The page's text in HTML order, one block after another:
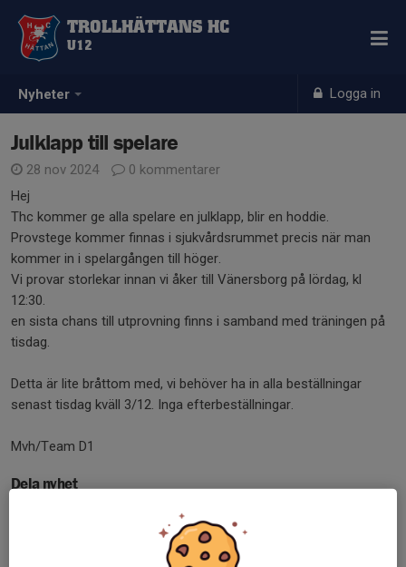
Nyheter Logga in
TROLLHÄTTANS HC
U12
Julklapp till spelare
28 nov 2024
0 kommentarer
Hej
Thc kommer ge alla spelare en julklapp, blir en hoddie.
Provstege kommer finnas i sjukvårdsrummet precis när man
kommer in i spelargången till höger.
Vi provar storlekar innan vi åker till Vänersborg på lördag, kl
12:30.
en sista chans till utprovning finns i samband med träningen på
tisdag.
Detta är lite bråttom med, vi behöver ha in alla beställningar
senast tisdag kväll 3/12. Inga efterbeställningar.
Mvh/Team D1
Dela nyhet